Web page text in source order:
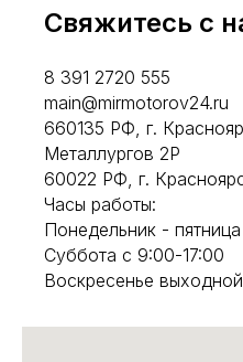
Свяжитесь с
8 391 2720 555
main@mirmotorov24.ru
660135 РФ, г.
Металлургов 2Р
60022 РФ, г.
Часы работы:
Понедельник -
Суббота с 9:00-17:00
Воскресенье выходной